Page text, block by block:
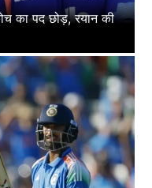
का पद छोड़, रयान की